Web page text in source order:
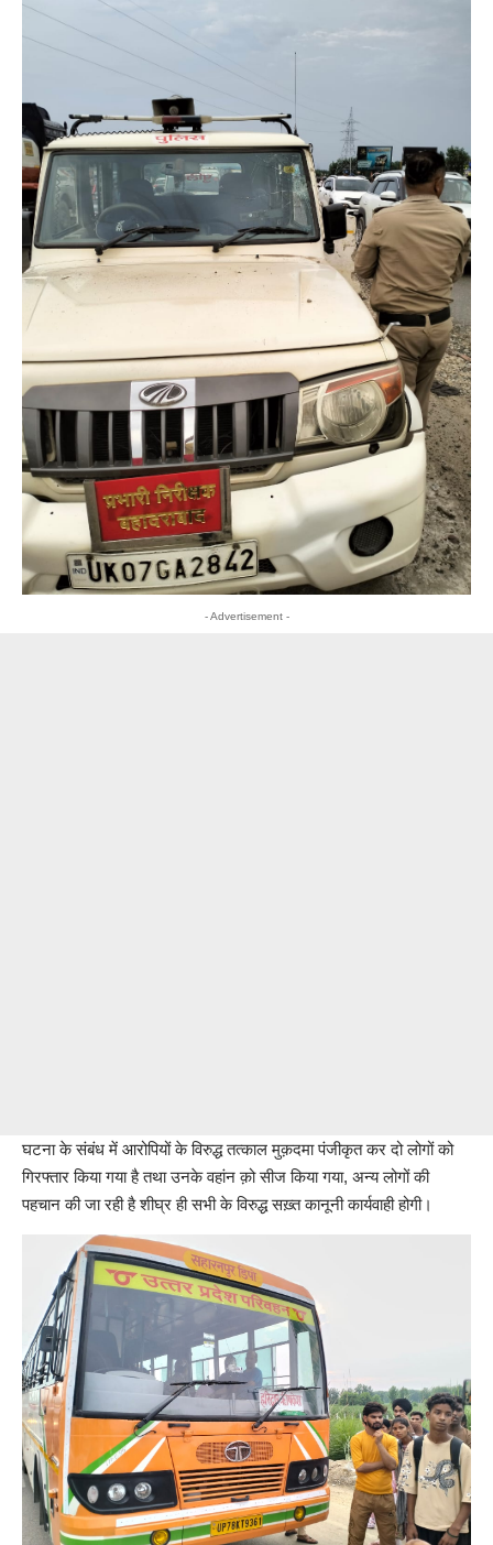
- Advertisement -
घटना के संबंध में आरोपियों के विरुद्ध तत्काल मुक़दमा पंजीकृत कर दो लोगों को
गिरफ्तार किया गया है तथा उनके वहांन क़ो सीज किया गया, अन्य लोगों की
पहचान की जा रही है शीघ्र ही सभी के विरुद्ध सख़्त कानूनी कार्यवाही होगी।